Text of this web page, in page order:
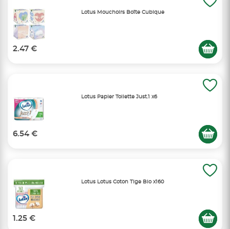
Lotus Mouchoirs Boîte Cubique
2.47 €
Lotus Papier Toilette Just.1 x6
6.54 €
Lotus Lotus Coton Tige Bio x160
1.25 €